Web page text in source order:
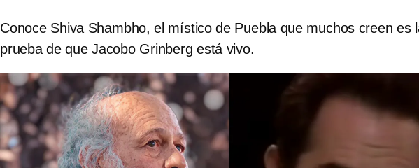
Conoce Shiva Shambho, el místico de Puebla que muchos creen es
prueba de que Jacobo Grinberg está vivo.